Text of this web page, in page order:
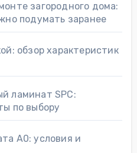
загородного дома:
подумать заранее
обзор характеристик
ламинат SPC:
по выбору
А0: условия и